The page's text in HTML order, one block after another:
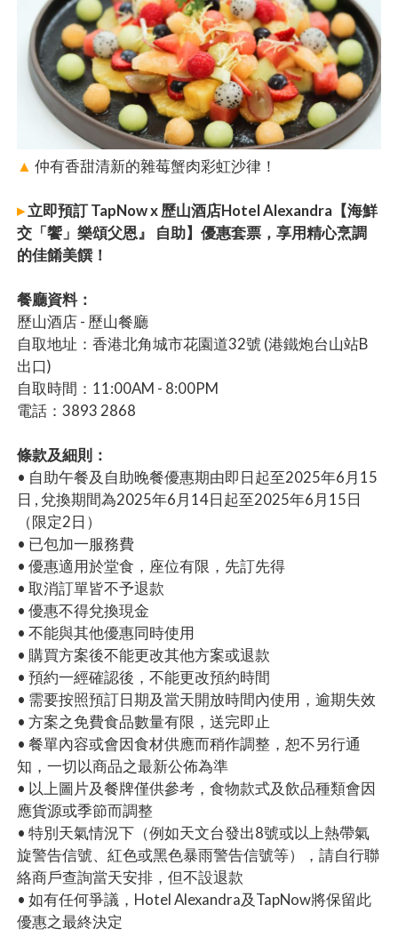
▲ 仲有香甜清新的雜莓蟹肉彩虹沙律！
▸立即預訂 TapNow x 歷山酒店Hotel Alexandra【海鮮
交「饗」樂頌父恩』 自助】優惠套票，享用精心烹調
的佳餚美饌！
餐廳資料：
歷山酒店 - 歷山餐廳
自取地址：香港北角城市花園道32號 (港鐵炮台山站B
出口)
自取時間：11:00AM - 8:00PM
電話：3893 2868
條款及細則：
• 自助午餐及自助晚餐優惠期由即日起至2025年6月15
日 , 兌換期間為2025年6月14日起至2025年6月15日
（限定2日）
• 已包加一服務費
• 優惠適用於堂食，座位有限，先訂先得
• 取消訂單皆不予退款
• 優惠不得兌換現金
• 不能與其他優惠同時使用
• 購買方案後不能更改其他方案或退款
• 預約一經確認後，不能更改預約時間
• 需要按照預訂日期及當天開放時間內使用，逾期失效
• 方案之免費食品數量有限，送完即止
• 餐單內容或會因食材供應而稍作調整，恕不另行通
知，一切以商品之最新公佈為準
• 以上圖片及餐牌僅供參考，食物款式及飲品種類會因
應貨源或季節而調整
• 特別天氣情況下（例如天文台發出8號或以上熱帶氣
旋警告信號、紅色或黑色暴雨警告信號等），請自行聯
絡商戶查詢當天安排，但不設退款
• 如有任何爭議，Hotel Alexandra及TapNow將保留此
優惠之最終決定